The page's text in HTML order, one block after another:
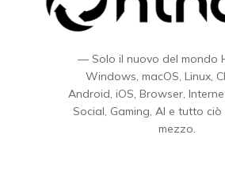
— Solo il nuovo del mondo
Windows, macOS, Linux,
Android, iOS, Browser,
Social, Gaming, AI e tutto
mezzo.